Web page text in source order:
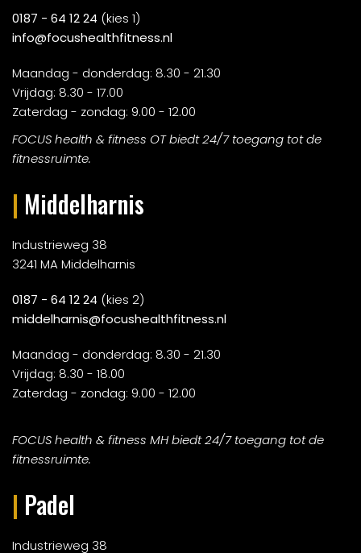
0187 - 64 12 24 (kies 1)
info@focushealthfitness.nl
Maandag - donderdag: 8.30 - 21.30
Vrijdag: 8.30 - 17.00
Zaterdag - zondag: 9.00 - 12.00
FOCUS health & fitness OT biedt 24/7 toegang tot de
fitnessruimte.
| Middelharnis
Industrieweg 38
3241 MA Middelharnis
0187 - 64 12 24 (kies 2)
middelharnis@focushealthfitness.nl
Maandag - donderdag: 8.30 - 21.30
Vrijdag: 8.30 - 18.00
Zaterdag - zondag: 9.00 - 12.00
FOCUS health & fitness MH biedt 24/7 toegang tot de
fitnessruimte.
| Padel
Industrieweg 38